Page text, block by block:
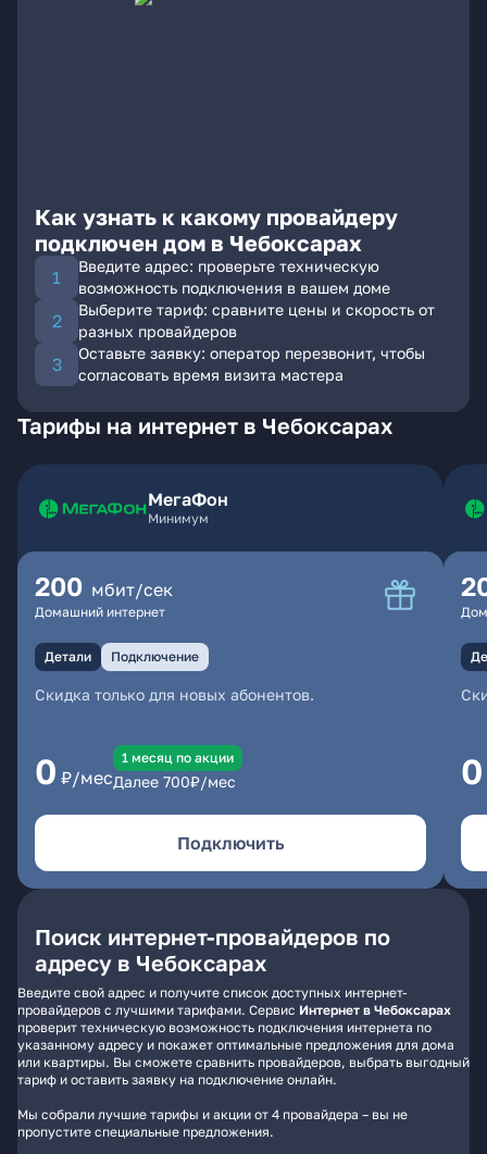
Как узнать к какому провайдеру
подключен дом в Чебоксарах
Введите адрес: проверьте техническую
возможность подключения в вашем доме
Выберите тариф: сравните цены и скорость от
разных провайдеров
Оставьте заявку: оператор перезвонит, чтобы
согласовать время визита мастера
Тарифы на интернет в Чебоксарах
МегаФон
Минимум
200 мбит/сек
Домашний интернет
Детали Подключение
Скидка только для новых абонентов.
0 ₽/мес
1 месяц по акции
Далее 700₽/мес
Подключить
0
Поиск интернет-провайдеров по
адресу в Чебоксарах
Введите свой адрес и получите список доступных интернет-
провайдеров с лучшими тарифами. Сервис Интернет в Чебоксарах
проверит техническую возможность подключения интернета по
указанному адресу и покажет оптимальные предложения для дома
или квартиры. Вы сможете сравнить провайдеров, выбрать выгодный
тариф и оставить заявку на подключение онлайн.
Мы собрали лучшие тарифы и акции от 4 провайдера – вы не
пропустите специальные предложения.